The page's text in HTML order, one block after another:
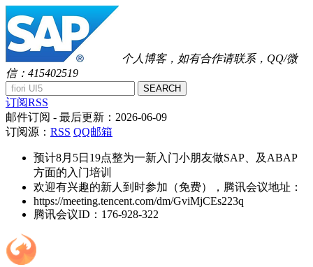
个人博客，如有合作请联系，QQ/微
信：415402519
SEARCH
订阅RSS
邮件订阅 - 最后更新： 2026-06-09
订阅源： RSS QQ邮箱
预计8月5日19点整为一新入门小朋友做SAP、及ABAP
方面的入门培训
欢迎有兴趣的新人到时参加（免费），腾讯会议地址：
https://meeting.tencent.com/dm/GviMjCEs223q
腾讯会议ID：176-928-322